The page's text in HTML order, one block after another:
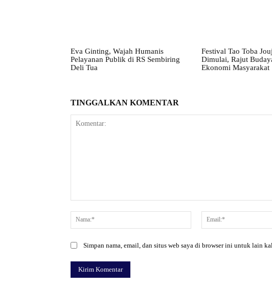
Eva Ginting, Wajah Humanis
Pelayanan Publik di RS Sembiring
Deli Tua
Festival Tao Toba
Dimulai, Rajut
Ekonomi Masyarakat
TINGGALKAN KOMENTAR
Nama:*
Simpan nama, email, dan situs web saya di browser ini untuk lain